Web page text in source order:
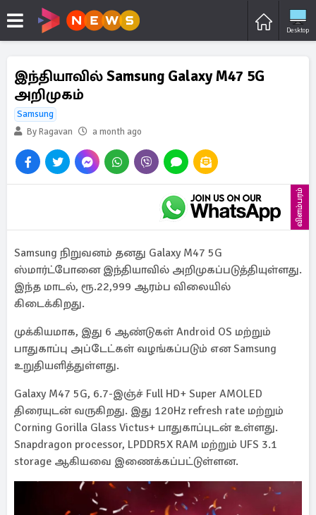
Desktop
இந்தியாவில் Samsung Galaxy M47 5G
அறிமுகம்
Samsung
By Ragavan
a month ago
விளம்பரம்
Samsung நிறுவனம் தனது Galaxy M47 5G
ஸ்மார்ட்போனை இந்தியாவில் அறிமுகப்படுத்தியுள்ளது.
இந்த மாடல், ரூ.22,999 ஆரம்ப விலையில்
கிடைக்கிறது.
முக்கியமாக, இது 6 ஆண்டுகள் Android OS மற்றும்
பாதுகாப்பு அப்டேட்கள் வழங்கப்படும் என Samsung
உறுதியளித்துள்ளது.
Galaxy M47 5G, 6.7-இஞ்ச் Full HD+ Super AMOLED
திரையுடன் வருகிறது. இது 120Hz refresh rate மற்றும்
Corning Gorilla Glass Victus+ பாதுகாப்புடன் உள்ளது.
Snapdragon processor, LPDDR5X RAM மற்றும் UFS 3.1
storage ஆகியவை இணைக்கப்பட்டுள்ளன.